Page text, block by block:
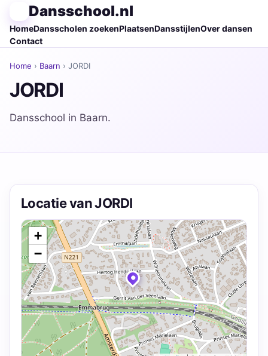
Dansschool.nl
HomeDansscholen zoekenPlaatsenDansstijlenOver dansen
Contact
Home › Baarn › JORDI
JORDI
Dansschool in Baarn.
Locatie van JORDI
+
−